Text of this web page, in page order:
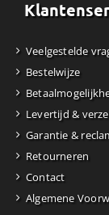
Veelgestelde
Bestelwijze
Levertijd &
Garantie &
Retourneren
Contact
Algemene